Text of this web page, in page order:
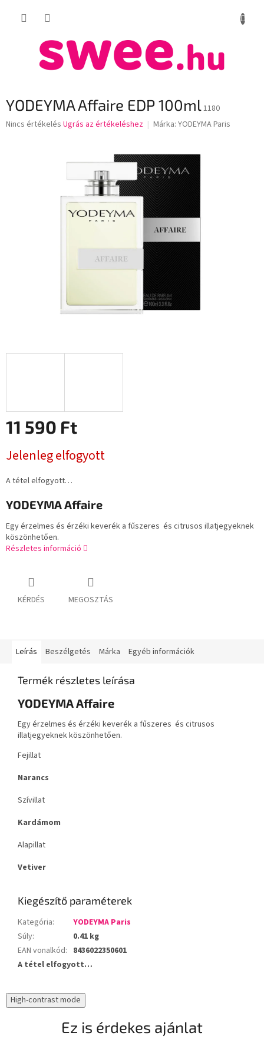
KOSÁR
YODEYMA Affaire EDP 100ml1180
A
Nincs értékelés Ugrás az értékeléshez Márka: YODEYMA Paris
11 590 Ft
Jelenleg elfogyott
A tétel elfogyott…
YODEYMA Affaire
Egy érzelmes és érzéki keverék a fűszeres és citrusos illatjegyeknek
köszönhetően.
Részletes információ
KÉRDÉS MEGOSZTÁS
Leírás Beszélgetés Márka Egyéb információk
Termék részletes leírása
YODEYMA Affaire
Egy érzelmes és érzéki keverék a fűszeres és citrusos
illatjegyeknek köszönhetően.
Fejillat
Narancs
Szívillat
Kardámom
Alapillat
Vetiver
Kiegészítő paraméterek
Kategória:
YODEYMA Paris
Súly:
0.41 kg
EAN vonalkód: 8436022350601
A tétel elfogyott…
High-contrast mode
Ez is érdekes ajánlat